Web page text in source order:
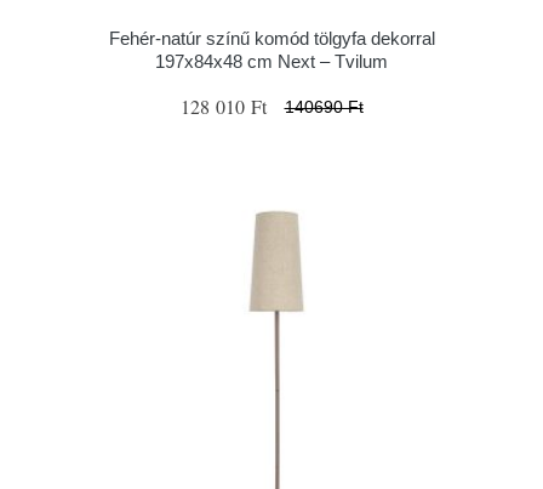
Fehér-natúr színű komód tölgyfa dekorral
197x84x48 cm Next – Tvilum
128 010 Ft 140690 Ft